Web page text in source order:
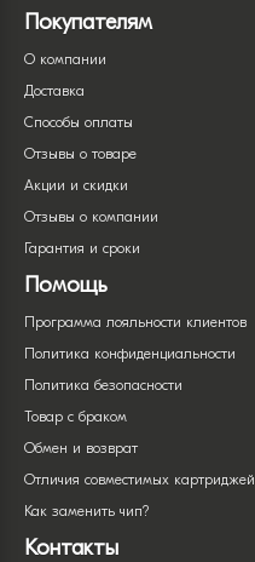
Покупателям
О компании
Доставка
Способы оплаты
Отзывы о товаре
Акции и скидки
Отзывы о компании
Гарантия и сроки
Помощь
Программа лояльности клиентов
Политика конфиденциальности
Политика безопасности
Товар с браком
Обмен и возврат
Отличия совместимых картриджей
Как заменить чип?
Контакты